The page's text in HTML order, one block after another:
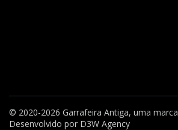
© 2020-2026 Garrafeira Antiga, uma marca
Desenvolvido por D3W Agency